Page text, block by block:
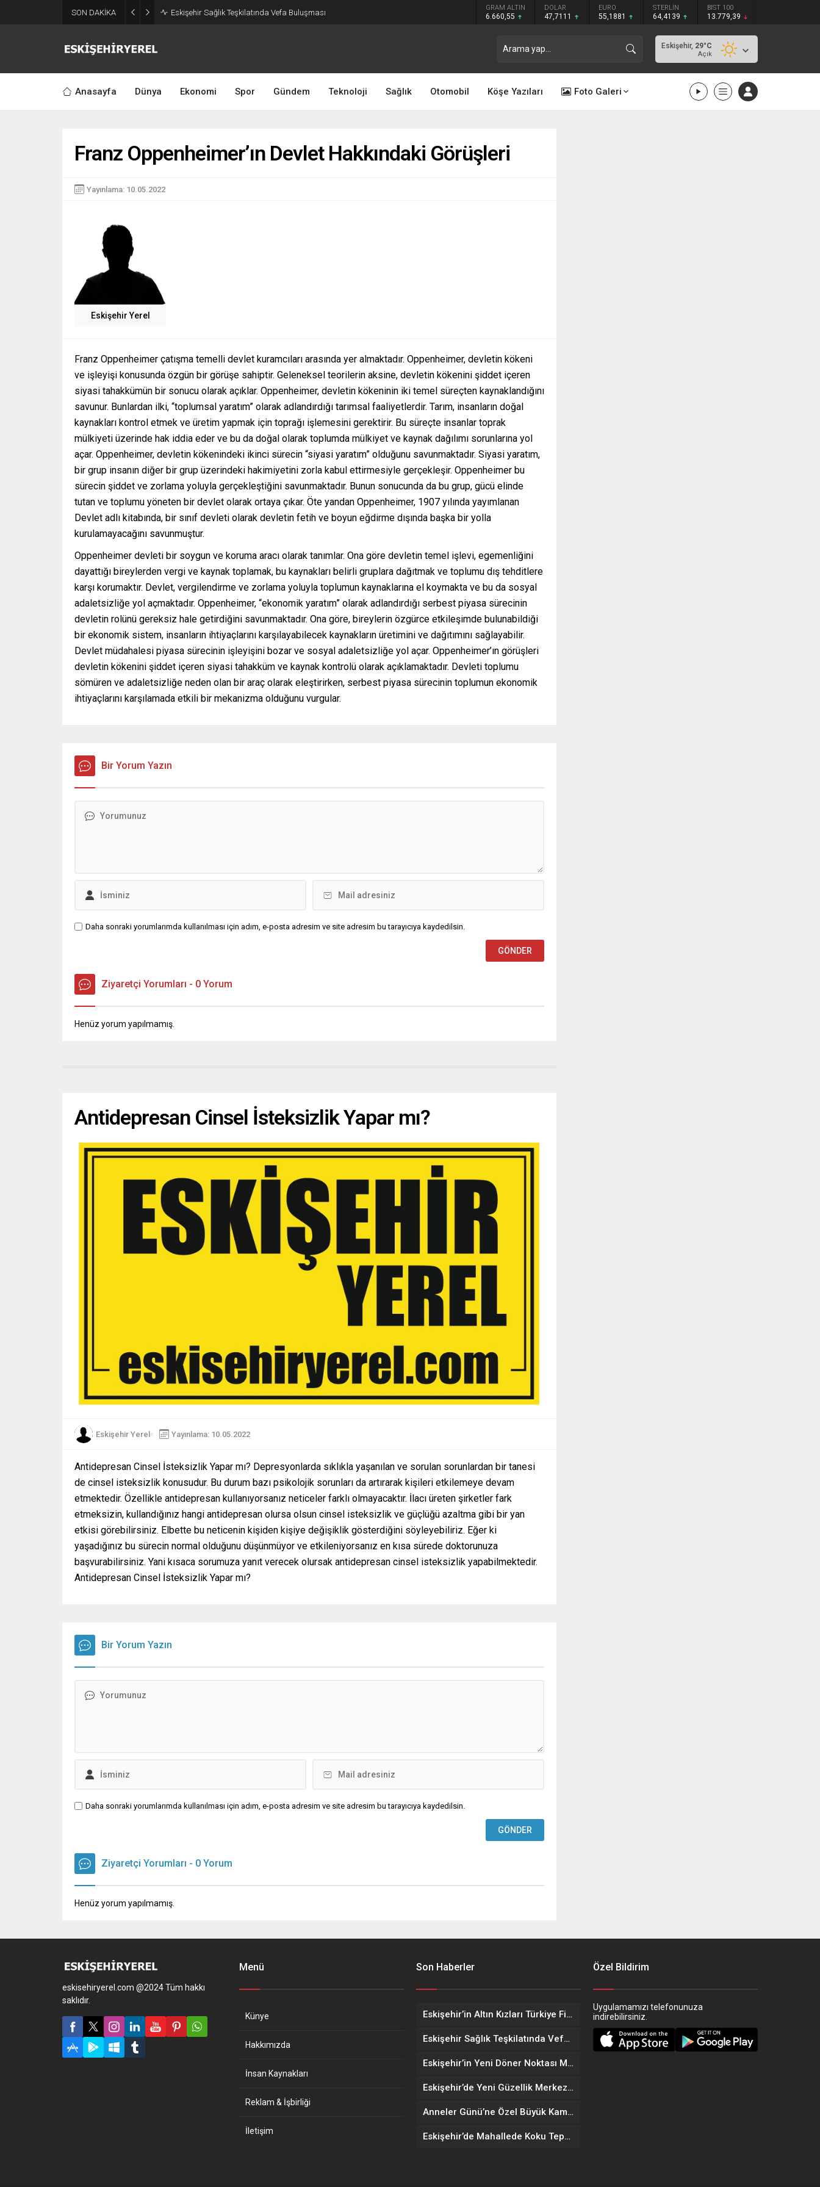
SON DAKİKA Eskişehir Sağlık Teşkilatında Vefa Buluşması GRAM ALTIN
6.660,55
DOLAR
47,7111
EURO
55,1881
STERLİN
64,4139
BIST 100
13.779,39
Eskişehir, 29°C
Açık
Anasayfa Dünya Ekonomi Spor Gündem Teknoloji Sağlık Otomobil Köşe Yazıları Foto Galeri
Franz Oppenheimer’ın Devlet Hakkındaki Görüşleri
Yayınlama: 10.05.2022
Eskişehir Yerel
Franz Oppenheimer çatışma temelli devlet kuramcıları arasında yer almaktadır. Oppenheimer, devletin kökeni
ve işleyişi konusunda özgün bir görüşe sahiptir. Geleneksel teorilerin aksine, devletin kökenini şiddet içeren
siyasi tahakkümün bir sonucu olarak açıklar. Oppenheimer, devletin kökeninin iki temel süreçten kaynaklandığını
savunur. Bunlardan ilki, “toplumsal yaratım” olarak adlandırdığı tarımsal faaliyetlerdir. Tarım, insanların doğal
kaynakları kontrol etmek ve üretim yapmak için toprağı işlemesini gerektirir. Bu süreçte insanlar toprak
mülkiyeti üzerinde hak iddia eder ve bu da doğal olarak toplumda mülkiyet ve kaynak dağılımı sorunlarına yol
açar. Oppenheimer, devletin kökenindeki ikinci sürecin “siyasi yaratım” olduğunu savunmaktadır. Siyasi yaratım,
bir grup insanın diğer bir grup üzerindeki hakimiyetini zorla kabul ettirmesiyle gerçekleşir. Oppenheimer bu
sürecin şiddet ve zorlama yoluyla gerçekleştiğini savunmaktadır. Bunun sonucunda da bu grup, gücü elinde
tutan ve toplumu yöneten bir devlet olarak ortaya çıkar. Öte yandan Oppenheimer, 1907 yılında yayımlanan
Devlet adlı kitabında, bir sınıf devleti olarak devletin fetih ve boyun eğdirme dışında başka bir yolla
kurulamayacağını savunmuştur.
Oppenheimer devleti bir soygun ve koruma aracı olarak tanımlar. Ona göre devletin temel işlevi, egemenliğini
dayattığı bireylerden vergi ve kaynak toplamak, bu kaynakları belirli gruplara dağıtmak ve toplumu dış tehditlere
karşı korumaktır. Devlet, vergilendirme ve zorlama yoluyla toplumun kaynaklarına el koymakta ve bu da sosyal
adaletsizliğe yol açmaktadır. Oppenheimer, “ekonomik yaratım” olarak adlandırdığı serbest piyasa sürecinin
devletin rolünü gereksiz hale getirdiğini savunmaktadır. Ona göre, bireylerin özgürce etkileşimde bulunabildiği
bir ekonomik sistem, insanların ihtiyaçlarını karşılayabilecek kaynakların üretimini ve dağıtımını sağlayabilir.
Devlet müdahalesi piyasa sürecinin işleyişini bozar ve sosyal adaletsizliğe yol açar. Oppenheimer’ın görüşleri
devletin kökenini şiddet içeren siyasi tahakküm ve kaynak kontrolü olarak açıklamaktadır. Devleti toplumu
sömüren ve adaletsizliğe neden olan bir araç olarak eleştirirken, serbest piyasa sürecinin toplumun ekonomik
ihtiyaçlarını karşılamada etkili bir mekanizma olduğunu vurgular.
Bir Yorum Yazın
Daha sonraki yorumlarımda kullanılması için adım, e-posta adresim ve site adresim bu tarayıcıya kaydedilsin.
Ziyaretçi Yorumları - 0 Yorum
Henüz yorum yapılmamış.
Antidepresan Cinsel İsteksizlik Yapar mı?
Eskişehir Yerel Yayınlama: 10.05.2022
Antidepresan Cinsel İsteksizlik Yapar mı? Depresyonlarda sıklıkla yaşanılan ve sorulan sorunlardan bir tanesi
de cinsel isteksizlik konusudur. Bu durum bazı psikolojik sorunları da artırarak kişileri etkilemeye devam
etmektedir. Özellikle antidepresan kullanıyorsanız neticeler farklı olmayacaktır. İlacı üreten şirketler fark
etmeksizin, kullandığınız hangi antidepresan olursa olsun cinsel isteksizlik ve güçlüğü azaltma gibi bir yan
etkisi görebilirsiniz. Elbette bu neticenin kişiden kişiye değişiklik gösterdiğini söyleyebiliriz. Eğer ki
yaşadığınız bu sürecin normal olduğunu düşünmüyor ve etkileniyorsanız en kısa sürede doktorunuza
başvurabilirsiniz. Yani kısaca sorumuza yanıt verecek olursak antidepresan cinsel isteksizlik yapabilmektedir.
Antidepresan Cinsel İsteksizlik Yapar mı?
Bir Yorum Yazın
Daha sonraki yorumlarımda kullanılması için adım, e-posta adresim ve site adresim bu tarayıcıya kaydedilsin.
Ziyaretçi Yorumları - 0 Yorum
Henüz yorum yapılmamış.
eskisehiryerel.com @2024 Tüm hakkı
saklıdır.
Menü
Künye
Hakkımızda
İnsan Kaynakları
Reklam & İşbirliği
İletişim
Son Haberler
Eskişehir’in Altın Kızları Türkiye Finalleri Yolunda!
Eskişehir Sağlık Teşkilatında Vefa Buluşması
Eskişehir’in Yeni Döner Noktası MOGAF Döner Hizmete Açıldı
Eskişehir’de Yeni Güzellik Merkezi Açıldı: Kıymet Önder Güzellik Merkezi Cilt bakım
Anneler Günü’ne Özel Büyük Kampanya: Goldes Kuyumculuk’ta İndirim ve Hediye Fırsatı
Eskişehir’de Mahallede Koku Tepkisi: Vatandaşlar Çözüm Bekliyor
Özel Bildirim
Uygulamamızı telefonunuza
indirebilirsiniz.